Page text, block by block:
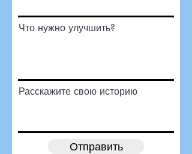
Что нужно улучшить?
Расскажите свою историю
Отправить